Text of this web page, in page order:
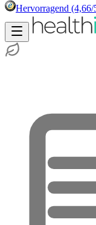
Hervorragend (4,66/